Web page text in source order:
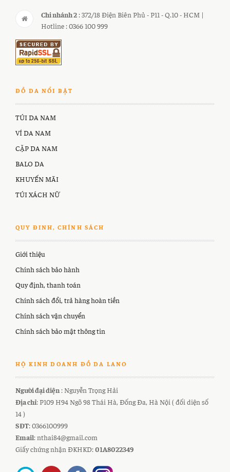
Chi nhánh 2 : 372/18 Điện Biên Phủ - P11 - Q.10 - HCM |
Hotline : 0366 100 999
ĐỒ DA NỔI BẬT
TÚI DA NAM
VÍ DA NAM
CẶP DA NAM
BALO DA
KHUYẾN MÃI
TÚI XÁCH NỮ
QUY ĐINH, CHÍNH SÁCH
Giới thiệu
Chính sách bảo hành
Quy định, thanh toán
Chính sách đổi, trả hàng hoàn tiền
Chính sách vận chuyển
Chính sách bảo mật thông tin
HỘ KINH DOANH ĐỒ DA LANO
Người đại diện : Nguyễn Trọng Hải
Địa chỉ: P109 H94 Ngõ 98 Thái Hà, Đống Đa, Hà Nội ( đối diện số
14 )
SĐT: 0366100999
Email: nthai84@gmail.com
Giấy chứng nhận ĐKHKD:01A8022349